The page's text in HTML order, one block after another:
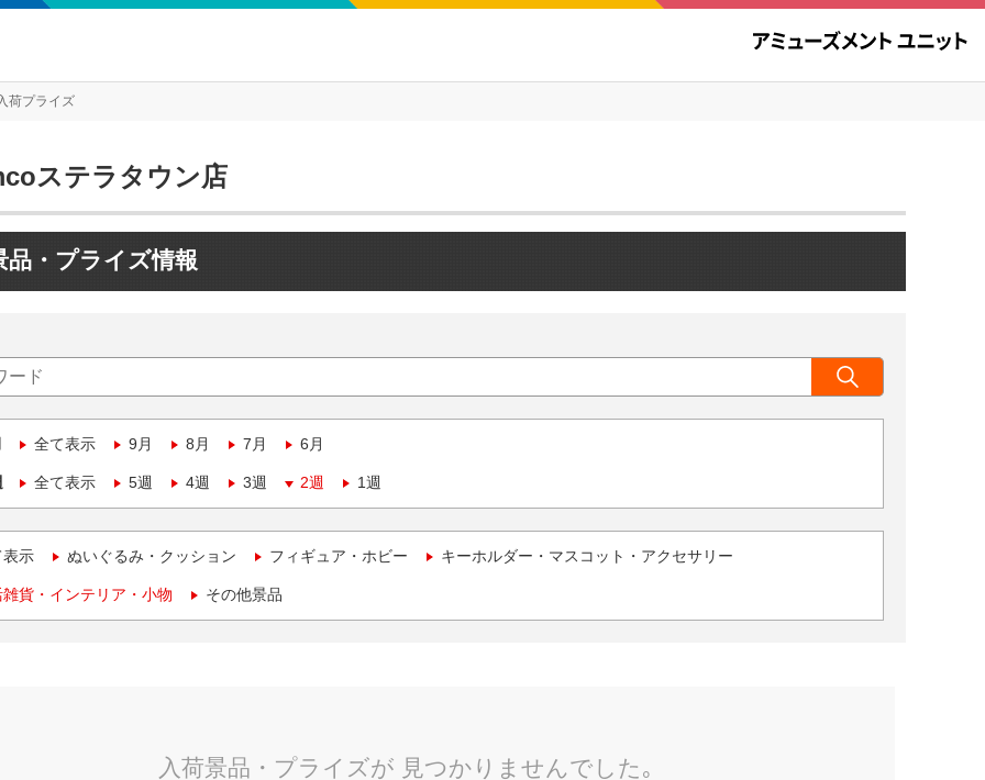
荷プライズ
ステラタウン店
品・プライズ情報
全て表示 9月 8月 7月 6月
全て表示 5週 4週 3週 2週 1週
表示 ぬいぐるみ・クッション フィギュア・ホビー キーホルダー・マスコット・アクセサリー
貨・インテリア・小物 その他景品